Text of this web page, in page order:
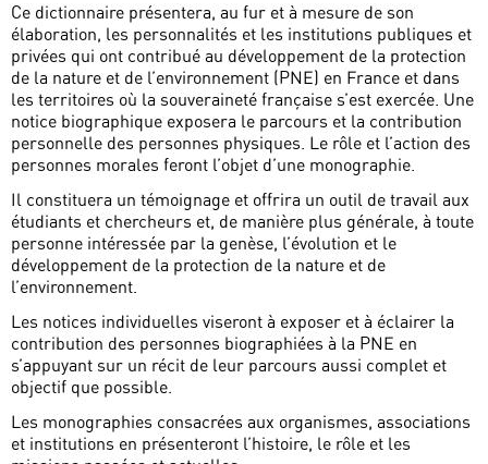
Ce dictionnaire présentera, au fur et à mesure de son
élaboration, les personnalités et les institutions publiques et
privées qui ont contribué au développement de la protection
de la nature et de l’environnement (PNE) en France et dans
les territoires où la souveraineté française s’est exercée. Une
notice biographique exposera le parcours et la contribution
personnelle des personnes physiques. Le rôle et l’action des
personnes morales feront l’objet d’une monographie.
Il constituera un témoignage et offrira un outil de travail aux
étudiants et chercheurs et, de manière plus générale, à toute
personne intéressée par la genèse, l’évolution et le
développement de la protection de la nature et de
l’environnement.
Les notices individuelles viseront à exposer et à éclairer la
contribution des personnes biographiées à la PNE en
s’appuyant sur un récit de leur parcours aussi complet et
objectif que possible.
Les monographies consacrées aux organismes, associations
et institutions en présenteront l’histoire, le rôle et les